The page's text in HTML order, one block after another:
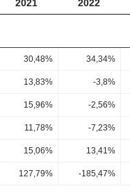
2021 2022
30,48% 34,34%
13,83% -3,8%
15,96% -2,56%
11,78% -7,23%
15,06% 13,41%
127,79% -185,47%